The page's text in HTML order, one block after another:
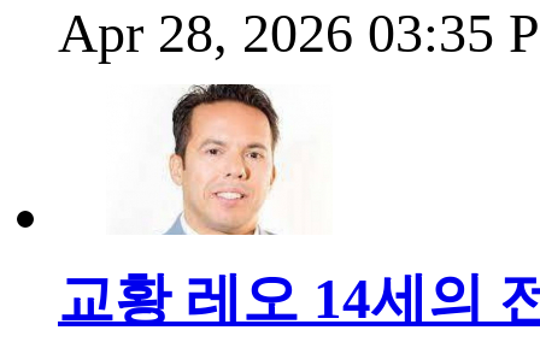
Apr 28, 2026 03:35
교황 레오 14세의